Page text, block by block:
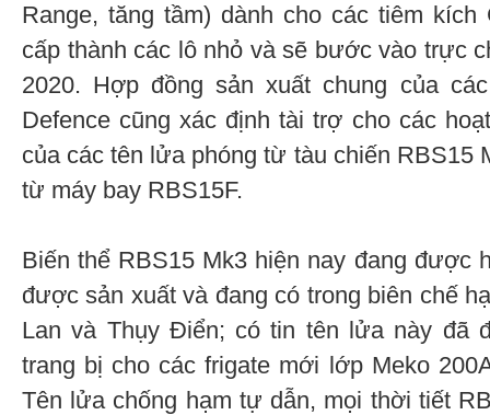
Range, tăng tầm) dành cho các tiêm
cấp thành các lô nhỏ và sẽ bước vào trực
2020. Hợp đồng sản xuất chung của
Defence cũng xác định tài trợ cho các
của các tên lửa phóng từ tàu chiến RBS15
từ máy bay RBS15F.
Biến thể RBS15 Мk3 hiện nay đang được
được sản xuất và đang có trong biên chế
Lan và Thụy Điển; có tin tên lửa này đã
trang bị cho các frigate mới lớp Meko
Tên lửa chống hạm tự dẫn, mọi thời tiết